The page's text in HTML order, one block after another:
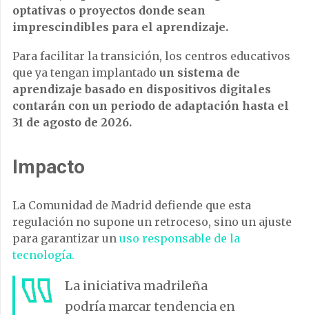
optativas o proyectos donde sean
imprescindibles para el aprendizaje.
Para facilitar la transición, los centros educativos
que ya tengan implantado un sistema de
aprendizaje basado en dispositivos digitales
contarán con un periodo de adaptación hasta el
31 de agosto de 2026.
Impacto
La Comunidad de Madrid defiende que esta
regulación no supone un retroceso, sino un ajuste
para garantizar un uso responsable de la
tecnología.
La iniciativa madrileña
podría marcar tendencia en